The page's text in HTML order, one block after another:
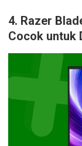
4. Razer
Cocok untuk